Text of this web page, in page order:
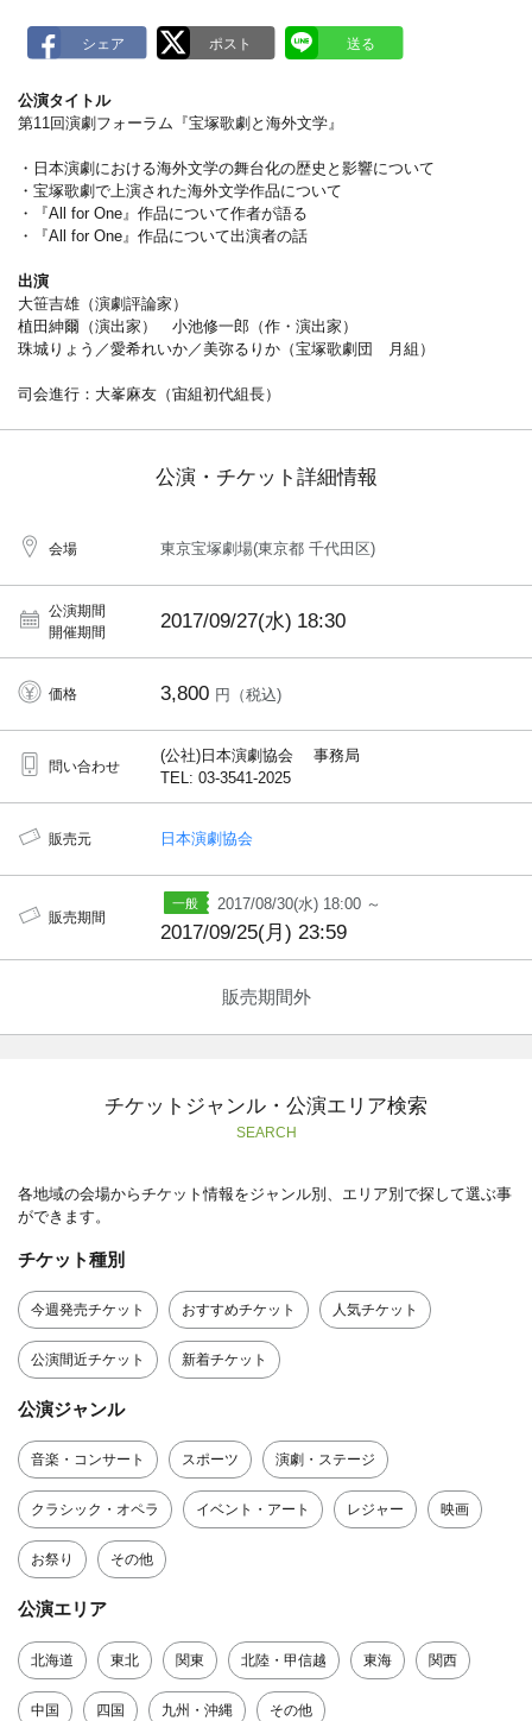
公演タイトル
第11回演劇フォーラム『宝塚歌劇と海外文学』
・日本演劇における海外文学の舞台化の歴史と影響について
・宝塚歌劇で上演された海外文学作品について
・『All for One』作品について作者が語る
・『All for One』作品について出演者の話
出演
大笹吉雄（演劇評論家）
植田紳爾（演出家） 小池修一郎（作・演出家）
珠城りょう／愛希れいか／美弥るりか（宝塚歌劇団 月組）
司会進行：大峯麻友（宙組初代組長）
公演・チケット詳細情報
会場 東京宝塚劇場(東京都 千代田区)
公演期間
開催期間
2017/09/27(水) 18:30
価格 3,800 円（税込)
問い合わせ
(公社)日本演劇協会 事務局
TEL: 03-3541-2025
販売元 日本演劇協会
販売期間
2017/08/30(水) 18:00 ～
2017/09/25(月) 23:59
販売期間外
チケットジャンル・公演エリア検索
SEARCH
各地域の会場からチケット情報をジャンル別、エリア別で探して選ぶ事
ができます。
チケット種別
今週発売チケット おすすめチケット 人気チケット
公演間近チケット 新着チケット
公演ジャンル
音楽・コンサート スポーツ 演劇・ステージ
クラシック・オペラ イベント・アート レジャー 映画
お祭り その他
公演エリア
北海道 東北 関東 北陸・甲信越 東海 関西
中国 四国 九州・沖縄 その他